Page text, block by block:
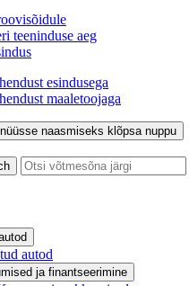
teeninduse aeg
esindusega
maaletoojaga
naasmiseks klõpsa nuppu
autod
ja finantseerimine